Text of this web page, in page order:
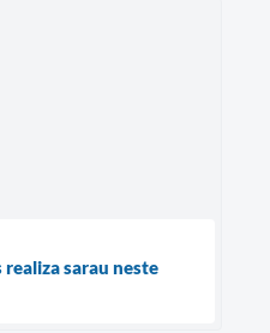
sarau neste